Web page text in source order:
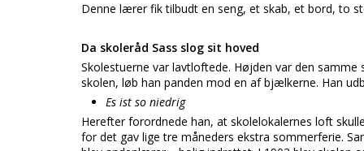
Denne lærer fik tilbudt en seng, et skab, et bord, to
Da skoleråd Sass slog sit hoved
Skolestuerne var lavtloftede. Højden var den
skolen, løb han panden mod en af bjælkerne. Han
Es ist so niedrig
Herefter forordnede han, at skolelokalernes loft
for det gav lige tre måneders ekstra sommerferie.